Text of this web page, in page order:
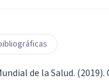
de la Salud. (2019).